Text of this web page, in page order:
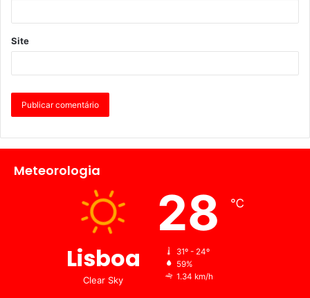
Site
Meteorologia
Lisboa
Clear Sky
28 ℃
31º - 24º
59%
1.34 km/h